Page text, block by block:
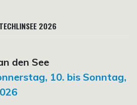
2026
den See
10. bis Sonntag,